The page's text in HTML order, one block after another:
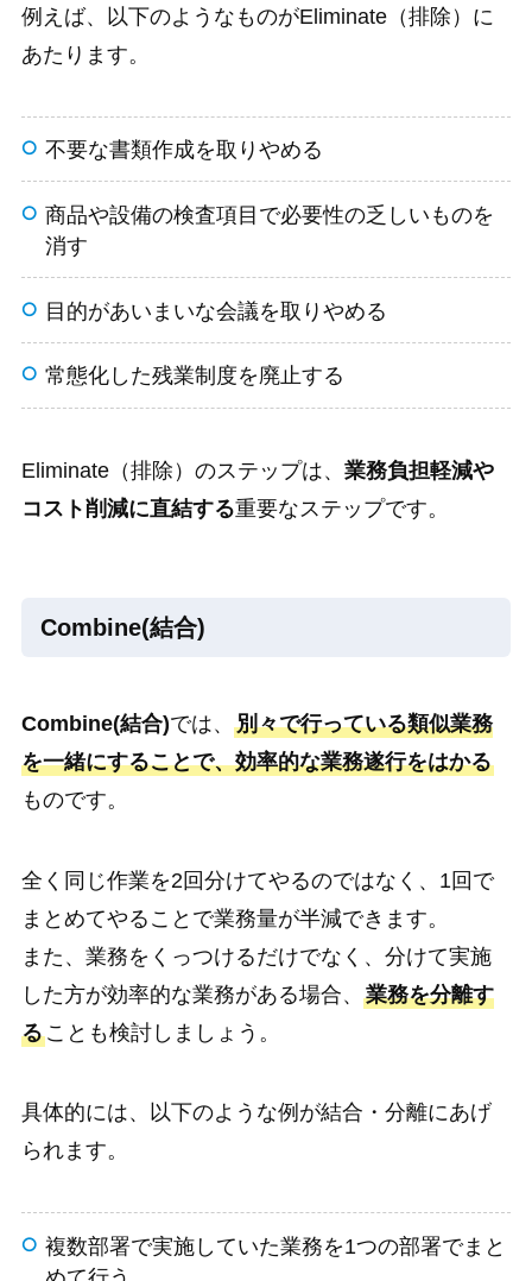
例えば、以下のようなものがEliminate（排除）に
あたります。
不要な書類作成を取りやめる
商品や設備の検査項目で必要性の乏しいものを
消す
目的があいまいな会議を取りやめる
常態化した残業制度を廃止する
Eliminate（排除）のステップは、 業務負担軽減や
コスト削減に直結する重要なステップです。
Combine(結合)
Combine(結合)では、 別々で行っている類似業務
を一緒にすることで、効率的な業務遂行をはかる
ものです。
全く同じ作業を2回分けてやるのではなく、1回で
まとめてやることで業務量が半減できます。
また、業務をくっつけるだけでなく、分けて実施
した方が効率的な業務がある場合、 業務を分離す
ることも検討しましょう。
具体的には、以下のような例が結合・分離にあげ
られます。
複数部署で実施していた業務を1つの部署でまと